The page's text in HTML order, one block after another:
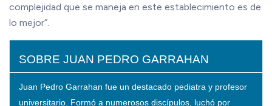
complejidad que se maneja en este establecimiento es de
lo mejor”.
SOBRE JUAN PEDRO GARRAHAN
Juan Pedro Garrahan fue un destacado pediatra y profesor
universitario. Formó a numerosos discípulos, luchó por